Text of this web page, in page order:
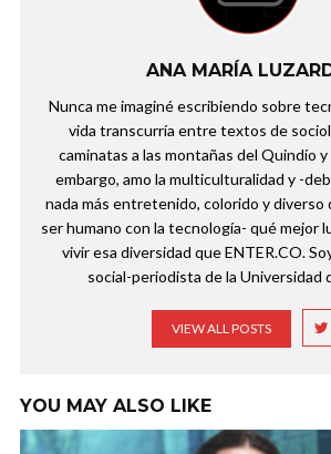
ANA MARÍA
Nunca me imaginé escribiendo sobre
vida transcurría entre textos de
caminatas a las montañas del Quindío y
embargo, amo la multiculturalidad y -
nada más entretenido, colorido y diverso
ser humano con la tecnología- qué mejor
vivir esa diversidad que ENTER.CO.
social-periodista de la Universidad
VIEW ALL POSTS
YOU MAY ALSO LIKE